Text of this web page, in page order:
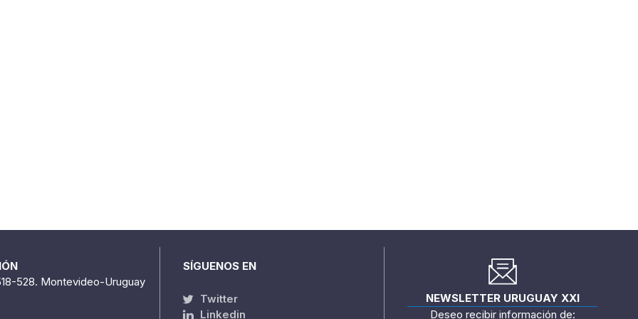
528. Montevideo-Uruguay
SÍGUENOS EN
Twitter
Linkedin
NEWSLETTER URUGUAY XXI
Deseo recibir información de: